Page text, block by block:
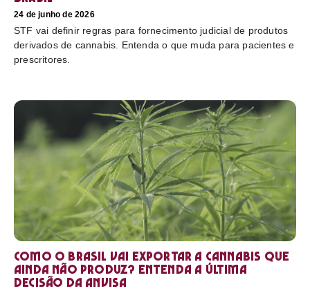
24 de junho de 2026
STF vai definir regras para fornecimento judicial de produtos
derivados de cannabis. Entenda o que muda para pacientes e
prescritores.
Como o Brasil vai exportar a cannabis que
ainda não produz? Entenda a última
decisão da Anvisa